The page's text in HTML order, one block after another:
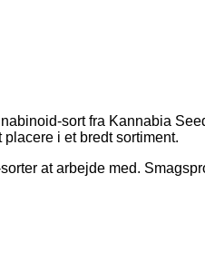
sort fra Kannabia
i et bredt sortiment.
at arbejde med.